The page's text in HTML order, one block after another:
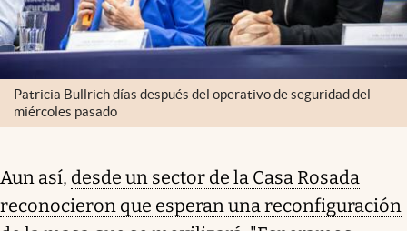
Patricia Bullrich días después del operativo de seguridad del
miércoles pasado
Aun así, desde un sector de la Casa Rosada
reconocieron que esperan una reconfiguración